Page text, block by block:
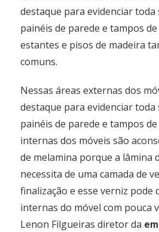
destaque para evidenciar toda
painéis de parede e tampos
estantes e pisos de madeira
comuns.
Nessas áreas externas dos
destaque para evidenciar toda
painéis de parede e tampos de
internas dos móveis são
de melamina porque a lâmina
necessita de uma camada de
finalização e esse verniz pode
internas do móvel com pouca
Lenon Filgueiras diretor da